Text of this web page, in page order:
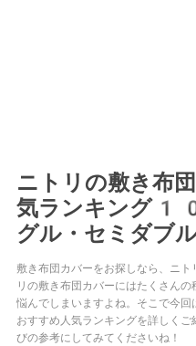
ニトリの敷き布
気ランキング
グル・セミダブ
敷き布団カバーをお探しなら、ニ
リの敷き布団カバーにはたくさん
悩んでしまいますよね。そこで今
おすすめ人気ランキングを詳しく
びの参考にしてみてくださいね！